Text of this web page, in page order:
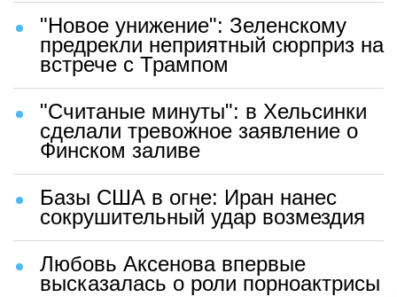
"Новое унижение": Зеленскому
предрекли неприятный сюрприз на
встрече с Трампом
"Считаные минуты": в Хельсинки
сделали тревожное заявление о
Финском заливе
Базы США в огне: Иран нанес
сокрушительный удар возмездия
Любовь Аксенова впервые
высказалась о роли порноактрисы